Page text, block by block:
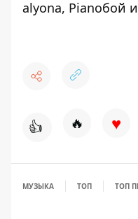
alyona, Pianoбой
👍 🔥 ♥
МУЗЫКА ТОП ТОП